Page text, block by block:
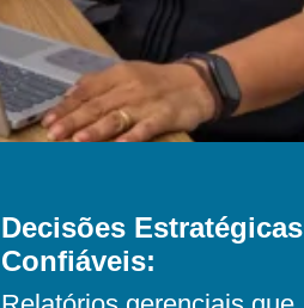
Decisões Estratégicas
Confiáveis: